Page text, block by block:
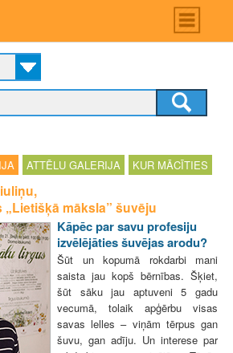
Main
menu
ATTĒLU GALERIJA KUR MĀCĪTIES
māksla” šuvēju
Kāpēc par savu profesiju
izvēlējāties šuvējas arodu?
Šūt un kopumā rokdarbi mani
saista jau kopš bērnības. Šķiet,
šūt sāku jau aptuveni 5 gadu
vecumā, tolaik apģērbu visas
savas lelles – viņām tērpus gan
šuvu, gan adīju. Un interese par